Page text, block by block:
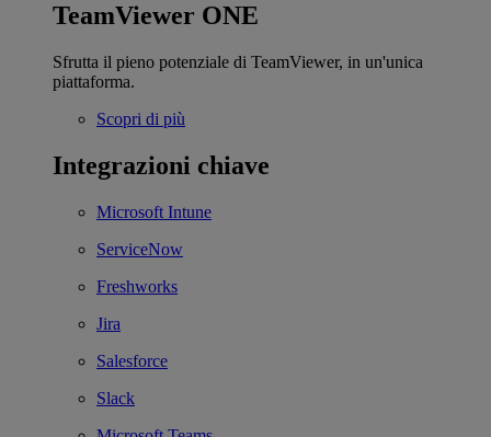
TeamViewer ONE
Sfrutta il pieno potenziale di TeamViewer, in un'unica
piattaforma.
Scopri di più
Integrazioni chiave
Microsoft Intune
ServiceNow
Freshworks
Jira
Salesforce
Slack